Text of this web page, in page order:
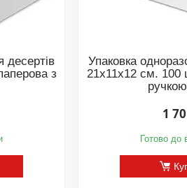
десертів
з
Упаковка
21х11х12 см. 100
1
Готово до